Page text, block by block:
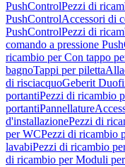
PushControlPezzi di
PushControlAccessori di
PushControlPezzi di
comando a pressione
ricambio per Con tappo
bagnoTappi per piletta
di risciacquoGeberit
portantiPezzi di ricambio
portantiPannellature
d'installazionePezzi di
per WCPezzi di ricambio
lavabiPezzi di ricambio
di ricambio per Moduli